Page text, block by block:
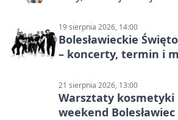
19 sierpnia 2026, 14:00
Bolesławieckie
– koncerty, termin i
21 sierpnia 2026, 13:00
Warsztaty kosmetyki
weekend Bolesławiec